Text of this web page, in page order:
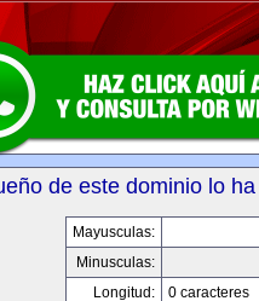
de este dominio lo
Mayusculas:
Minusculas:
Longitud:
0 caracteres